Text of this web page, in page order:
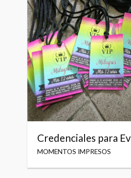
Credenciales para
MOMENTOS IMPRESOS